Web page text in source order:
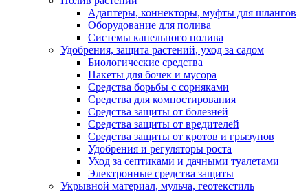
Адаптеры, коннекторы, муфты для шлангов
Оборудование для полива
Системы капельного полива
Удобрения, защита растений, уход за садом
Биологические средства
Пакеты для бочек и мусора
Средства борьбы с сорняками
Средства для компостирования
Средства защиты от болезней
Средства защиты от вредителей
Средства защиты от кротов и грызунов
Удобрения и регуляторы роста
Уход за септиками и дачными туалетами
Электронные средства защиты
Укрывной материал, мульча, геотекстиль